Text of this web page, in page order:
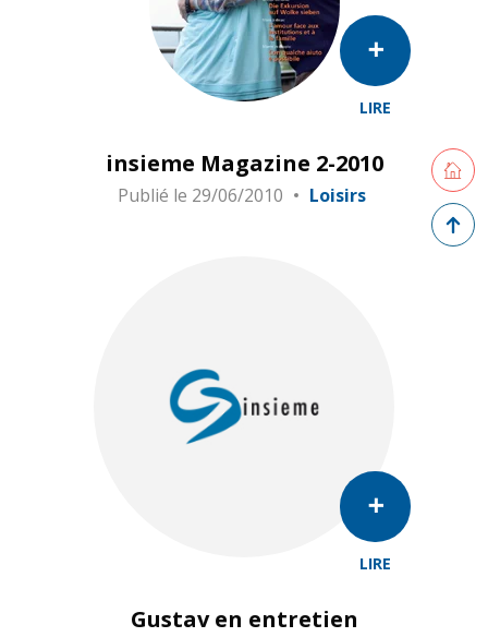
LIRE
insieme Magazine 2-2010
Publié le 29/06/2010 Loisirs
LIRE
Gustav en entretien
Retour